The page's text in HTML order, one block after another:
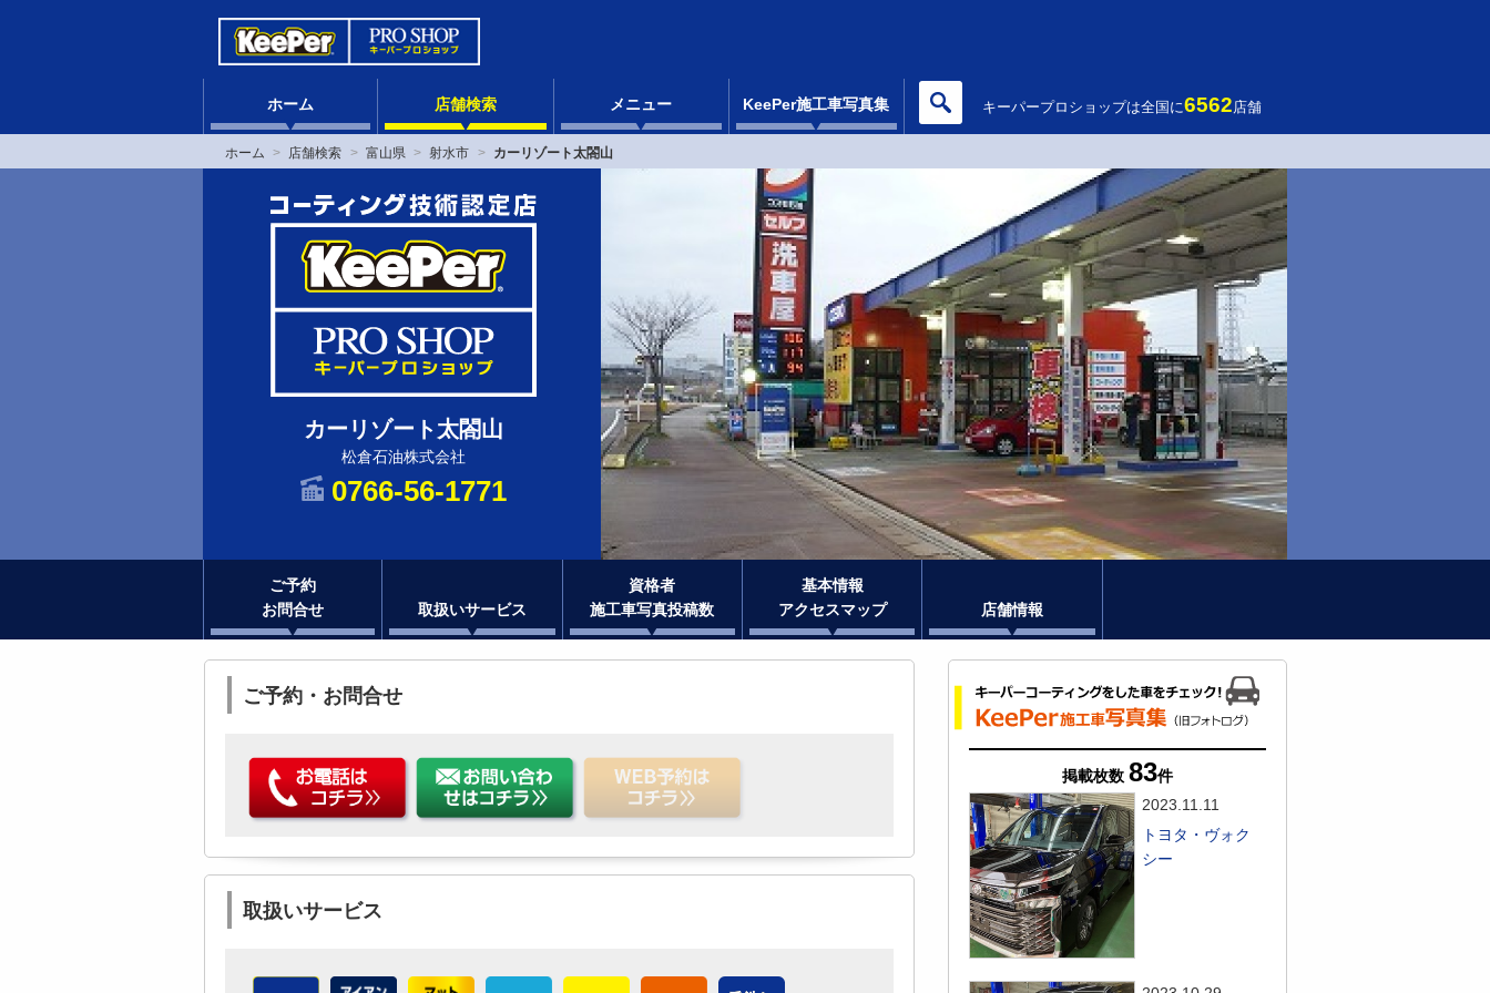
ホーム 店舗検索 メニュー KeePer施工車写真集 キーパープロショップは全国に6562店舗
ホーム 店舗検索 富山県 射水市 カーリゾート太閤山
カーリゾート太閤山
松倉石油株式会社
0766-56-1771
ご予約
お問合せ
取扱いサービス
資格者
施工車写真投稿数
基本情報
アクセスマップ
店舗情報
ご予約・お問合せ
取扱いサービス
掲載枚数83件
2023.11.11
トヨタ・ヴォク
シー